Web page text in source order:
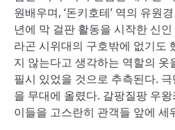
원배우며, ‘돈키호테’ 역의 유원
년에 막 걸판 활동을 시작한 신
라곤 시위대의 구호밖에 없기도
지 않는다고 생각하는 역할의 옷
필시 있었을 것으로 추측된다.
을 무대에 올렸다. 갈팡질팡 우
이들을 고스란히 관객들 앞에 세